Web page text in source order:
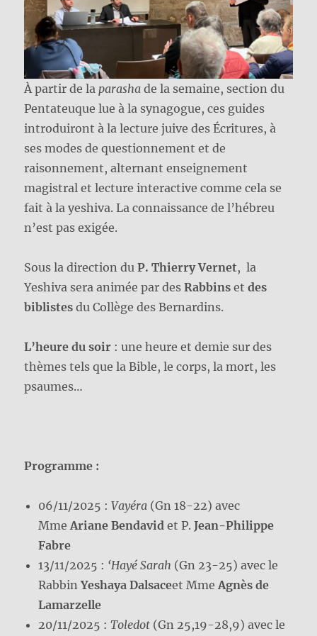
À partir de la parasha de la semaine, section du
Pentateuque lue à la synagogue, ces guides
introduiront à la lecture juive des Écritures, à
ses modes de questionnement et de
raisonnement, alternant enseignement
magistral et lecture interactive comme cela se
fait à la yeshiva. La connaissance de l’hébreu
n’est pas exigée.
Sous la direction duP. Thierry Vernet, la
Yeshiva sera animée par desRabbins etdes
biblistes du Collège des Bernardins.
L’heure du soir : une heure et demie sur des
thèmes tels que la Bible, le corps, la mort, les
psaumes…
Programme :
06/11/2025 :Vayéra (Gn 18-22) avec
Mme Ariane Bendavid et P.Jean-Philippe
Fabre
13/11/2025 : ‘Hayé Sarah (Gn 23-25) avec le
RabbinYeshaya Dalsaceet Mme Agnès de
Lamarzelle
20/11/2025 :Toledot (Gn 25,19-28,9) avec le